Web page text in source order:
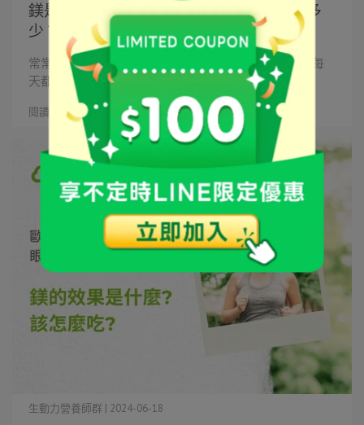
鎂是什麼？缺鎂有什麼症狀？每日攝取量多
少？營養師帶你瞭解必備營養素
常常聽見鎂，但卻不知道「鎂」是什麼？ 「鎂」就是每
天都需要攝取的一種人體必⋯
閱讀更多 ->
生動力營養師群 | 2024-06-18